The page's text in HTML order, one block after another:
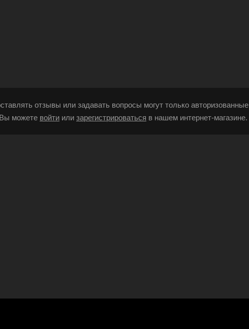
отзывы или задавать вопросы могут только авторизованные
можете войти или зарегистрироваться в нашем интернет-магазине.